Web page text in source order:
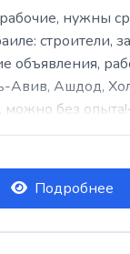
нужны
строители,
объявления,
Авив, Ашдод,
можно без
Подробнее